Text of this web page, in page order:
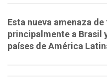
Esta nueva amenaza
principalmente a Brasil
países de América